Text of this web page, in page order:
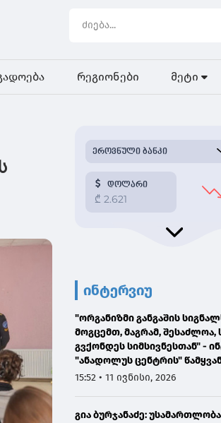
რეგიონები მეტი
ინტერვიუ
"ორგანიზმი განგაშის
მოგცემთ, მაგრამ, შესაძლოა,
გვქონდეს სიმსივნესთან" -
"ანადოლუს ცენტრის"
ონკოლოგთან
15:52 • 11 ივნისი, 2026
გია ბურჯანაძე: უსამართლობა